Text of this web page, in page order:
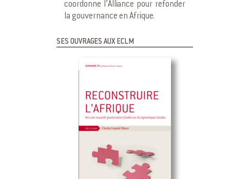
coordonne l’Alliance pour refonder
la gouvernance en Afrique.
SES OUVRAGES AUX ECLM